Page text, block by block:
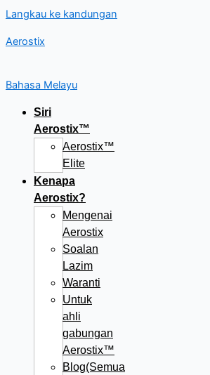
Langkau ke kandungan
Aerostix
Bahasa Melayu
Siri
Aerostix™
Aerostix™
Elite
Kenapa
Aerostix?
Mengenai
Aerostix
Soalan
Lazim
Waranti
Untuk
ahli
gabungan
Aerostix™
Blog(Semua